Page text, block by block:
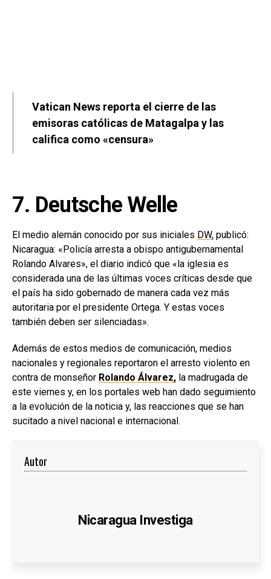
Vatican News reporta el cierre de las
emisoras católicas de Matagalpa y las
califica como «censura»
7. Deutsche Welle
El medio alemán conocido por sus iniciales DW, publicó:
Nicaragua: «Policía arresta a obispo antigubernamental
Rolando Alvares», el diario indicó que «la iglesia es
considerada una de las últimas voces críticas desde que
el país ha sido gobernado de manera cada vez más
autoritaria por el presidente Ortega. Y estas voces
también deben ser silenciadas».
Además de estos medios de comunicación, medios
nacionales y regionales reportaron el arresto violento en
contra de monseñor Rolando Álvarez, la madrugada de
este viernes y, en los portales web han dado seguimiento
a la evolución de la noticia y, las reacciones que se han
sucitado a nivel nacional e internacional.
Autor
Nicaragua Investiga